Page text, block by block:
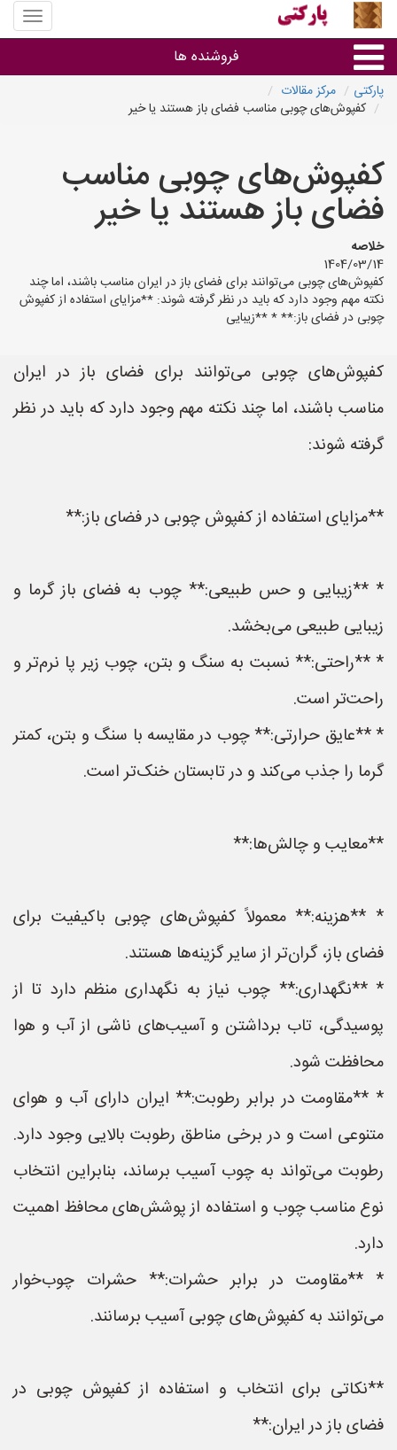
منوی
سایت
فروشنده ها
گروه ها
پارکتی
مرکز مقالات
کفپوش‌های چوبی مناسب فضای باز هستند یا خیر
کفپوش‌های چوبی مناسب
فضای باز هستند یا خیر
خلاصه
1404/03/14
کفپوش‌های چوبی می‌توانند برای فضای باز در ایران مناسب باشند، اما چند
نکته مهم وجود دارد که باید در نظر گرفته شوند: **مزایای استفاده از کفپوش
چوبی در فضای باز:** * **زیبایی
کفپوش‌های چوبی می‌توانند برای فضای باز در ایران
مناسب باشند، اما چند نکته مهم وجود دارد که باید در نظر
گرفته شوند:
**مزایای استفاده از کفپوش چوبی در فضای باز:**
* **زیبایی و حس طبیعی:** چوب به فضای باز گرما و
زیبایی طبیعی می‌بخشد.
* **راحتی:** نسبت به سنگ و بتن، چوب زیر پا نرم‌تر و
راحت‌تر است.
* **عایق حرارتی:** چوب در مقایسه با سنگ و بتن، کمتر
گرما را جذب می‌کند و در تابستان خنک‌تر است.
**معایب و چالش‌ها:**
* **هزینه:** معمولاً کفپوش‌های چوبی باکیفیت برای
فضای باز، گران‌تر از سایر گزینه‌ها هستند.
* **نگهداری:** چوب نیاز به نگهداری منظم دارد تا از
پوسیدگی، تاب برداشتن و آسیب‌های ناشی از آب و هوا
محافظت شود.
* **مقاومت در برابر رطوبت:** ایران دارای آب و هوای
متنوعی است و در برخی مناطق رطوبت بالایی وجود دارد.
رطوبت می‌تواند به چوب آسیب برساند، بنابراین انتخاب
نوع مناسب چوب و استفاده از پوشش‌های محافظ اهمیت
دارد.
* **مقاومت در برابر حشرات:** حشرات چوب‌خوار
می‌توانند به کفپوش‌های چوبی آسیب برسانند.
**نکاتی برای انتخاب و استفاده از کفپوش چوبی در
فضای باز در ایران:**